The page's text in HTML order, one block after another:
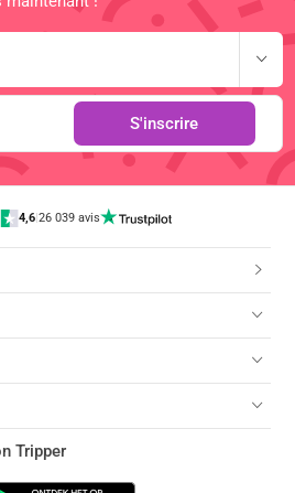
S'inscrire
4,6|26 039 avis
Tripper